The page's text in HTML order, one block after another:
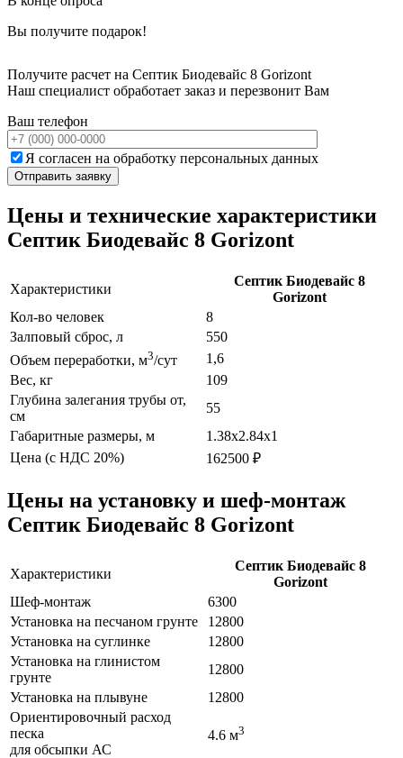
Вы получите подарок!
Получите расчет на Септик Биодевайс 8 Gorizont
Наш специалист обработает заказ и перезвонит Вам
Ваш телефон
Я согласен на обработку персональных данных
Цены и технические характеристики
Септик Биодевайс 8 Gorizont
Характеристики
Септик Биодевайс 8
Gorizont
Кол-во человек
8
Залповый сброс, л
550
Объем переработки, м3/сут
1,6
Вес, кг
109
Глубина залегания трубы от,
см
55
Габаритные размеры, м
1.38х2.84х1
Цена (с НДС 20%)
162500 ₽
Цены на установку и шеф-монтаж
Септик Биодевайс 8 Gorizont
Характеристики
Септик Биодевайс 8
Gorizont
Шеф-монтаж
6300
Установка на песчаном грунте
12800
Установка на суглинке
12800
Установка на глинистом
грунте
12800
Установка на плывуне
12800
Ориентировочный расход
песка
для обсыпки АС
4.6 м3